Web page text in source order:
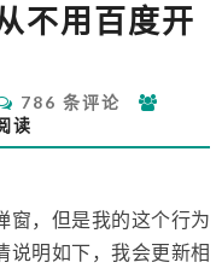
不用百度开
评
论
786 条评论
读
窗，但是我的这个行为
说明如下，我会更新相